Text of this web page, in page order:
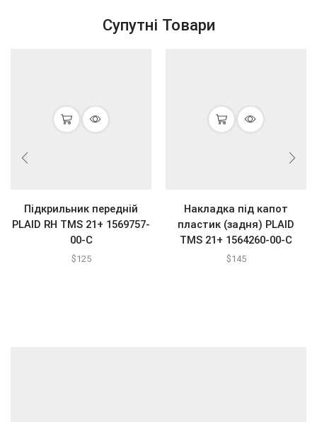
Супутні Товари
Підкрильник передній
PLAID RH TMS 21+ 1569757-
00-C
$125
Накладка під капот
пластик (задня) PLAID
TMS 21+ 1564260-00-C
$145